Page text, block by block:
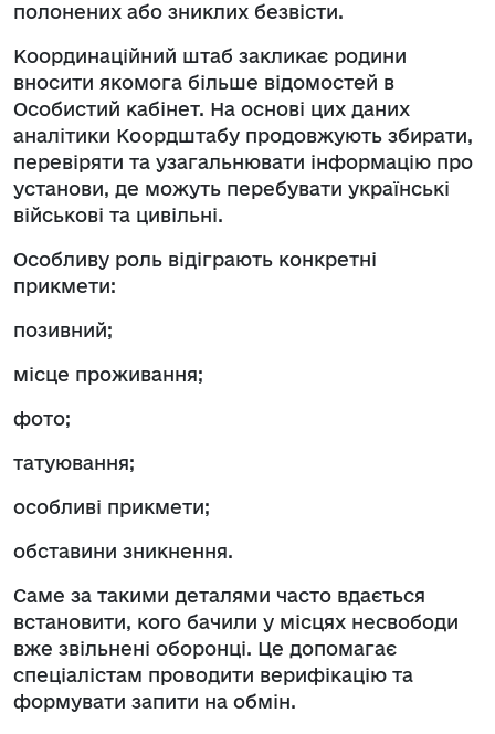
полонених або зниклих безвісти.
Координаційний штаб закликає родини
вносити якомога більше відомостей в
Особистий кабінет. На основі цих даних
аналітики Коордштабу продовжують збирати,
перевіряти та узагальнювати інформацію про
установи, де можуть перебувати українські
військові та цивільні.
Особливу роль відіграють конкретні
прикмети:
позивний;
місце проживання;
фото;
татуювання;
особливі прикмети;
обставини зникнення.
Саме за такими деталями часто вдається
встановити, кого бачили у місцях несвободи
вже звільнені оборонці. Це допомагає
спеціалістам проводити верифікацію та
формувати запити на обмін.